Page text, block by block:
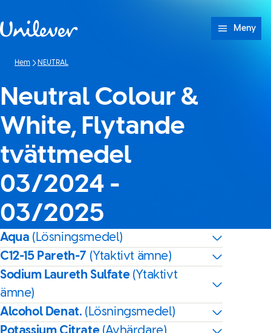
Meny
Hem NEUTRAL
Neutral Colour &
White, Flytande
tvättmedel
03/2024 -
03/2025
Aqua (Lösningsmedel)
C12-15 Pareth-7 (Ytaktivt ämne)
Sodium Laureth Sulfate (Ytaktivt
ämne)
Alcohol Denat. (Lösningsmedel)